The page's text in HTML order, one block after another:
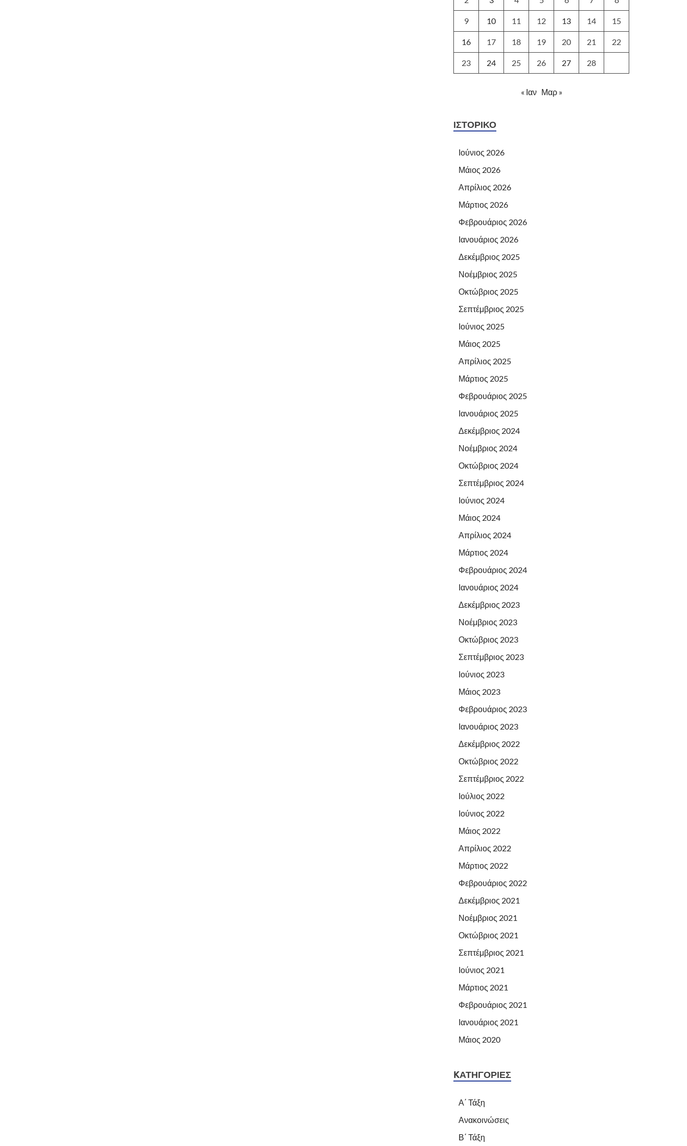
9 10 11 12 13 14 15
16 17 18 19 20 21 22
23 24 25 26 27 28
« Ιαν Μαρ »
ΙΣΤΟΡΙΚΌ
Ιούνιος 2026
Μάιος 2026
Απρίλιος 2026
Μάρτιος 2026
Φεβρουάριος 2026
Ιανουάριος 2026
Δεκέμβριος 2025
Νοέμβριος 2025
Οκτώβριος 2025
Σεπτέμβριος 2025
Ιούνιος 2025
Μάιος 2025
Απρίλιος 2025
Μάρτιος 2025
Φεβρουάριος 2025
Ιανουάριος 2025
Δεκέμβριος 2024
Νοέμβριος 2024
Οκτώβριος 2024
Σεπτέμβριος 2024
Ιούνιος 2024
Μάιος 2024
Απρίλιος 2024
Μάρτιος 2024
Φεβρουάριος 2024
Ιανουάριος 2024
Δεκέμβριος 2023
Νοέμβριος 2023
Οκτώβριος 2023
Σεπτέμβριος 2023
Ιούνιος 2023
Μάιος 2023
Φεβρουάριος 2023
Ιανουάριος 2023
Δεκέμβριος 2022
Οκτώβριος 2022
Σεπτέμβριος 2022
Ιούλιος 2022
Ιούνιος 2022
Μάιος 2022
Απρίλιος 2022
Μάρτιος 2022
Φεβρουάριος 2022
Δεκέμβριος 2021
Νοέμβριος 2021
Οκτώβριος 2021
Σεπτέμβριος 2021
Ιούνιος 2021
Μάρτιος 2021
Φεβρουάριος 2021
Ιανουάριος 2021
Μάιος 2020
KΑΤΗΓΟΡΊΕΣ
Α΄ Τάξη
Ανακοινώσεις
Β΄ Τάξη